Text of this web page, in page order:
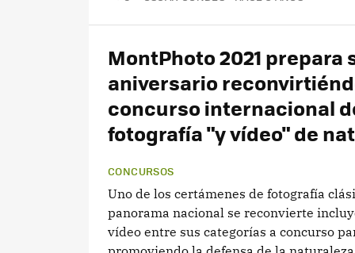
MontPhoto 2021 prepara
aniversario
concurso internacional
fotografía "y vídeo" de
CONCURSOS
Uno de los certámenes de fotografía
panorama nacional se reconvierte
vídeo entre sus categorías a concurso